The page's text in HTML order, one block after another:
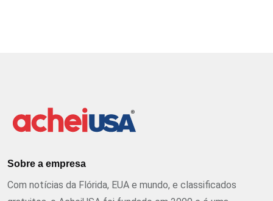
Sobre a empresa
Com notícias da Flórida, EUA e mundo, e classificados